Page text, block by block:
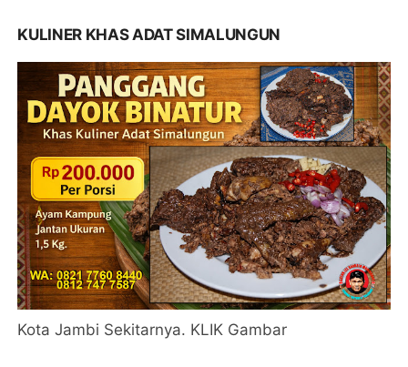
KULINER KHAS ADAT SIMALUNGUN
Kota Jambi Sekitarnya. KLIK Gambar